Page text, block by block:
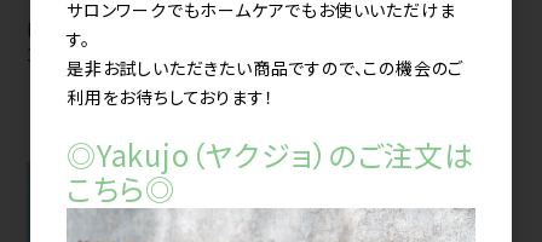
LS フィトジアネーゼ
30ml（ボトル）
HERBA[ヘルバ] 100g
サロンワークでもホームケアでもお使いいただけま
す。
是非お試しいただきたい商品ですので、この機会のご
利用をお待ちしております！
◎Yakujo（ヤクジョ）のご注文は
こちら◎